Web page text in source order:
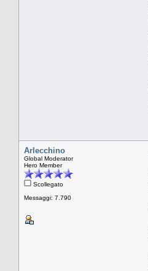
Arlecchino
Global Moderator
Hero Member
Scollegato
Messaggi: 7.790